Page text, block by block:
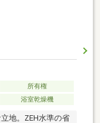
所有権
浴室乾燥機
地。ZEH水準の省